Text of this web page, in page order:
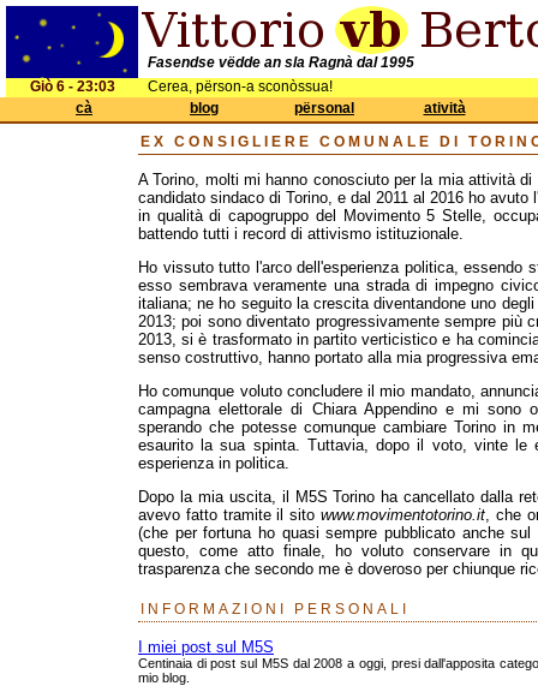
Fasendse vëdde an sla Ragnà dal 1995
Giò 6 - 23:03
Cerea, përson-a sconòssua!
cà
blog përsonal
atività
EX CONSIGLIERE COMUNALE DI
A Torino, molti mi hanno conosciuto per la mia attività
candidato sindaco di Torino, e dal 2011 al 2016 ho
in qualità di capogruppo del Movimento 5 Stelle,
battendo tutti i record di attivismo istituzionale.
Ho vissuto tutto l'arco dell'esperienza politica, essendo
esso sembrava veramente una strada di impegno
italiana; ne ho seguito la crescita diventandone uno
2013; poi sono diventato progressivamente sempre più
2013, si è trasformato in partito verticistico e ha
senso costruttivo, hanno portato alla mia progressiva
Ho comunque voluto concludere il mio mandato,
campagna elettorale di Chiara Appendino e mi
sperando che potesse comunque cambiare Torino in
esaurito la sua spinta. Tuttavia, dopo il voto, vinte
esperienza in politica.
Dopo la mia uscita, il M5S Torino ha cancellato dalla
avevo fatto tramite il sito www.movimentotorino.it, che
(che per fortuna ho quasi sempre pubblicato anche
questo, come atto finale, ho voluto conservare in
trasparenza che secondo me è doveroso per chiunque
INFORMAZIONI PERSONALI
I miei post sul M5S
Centinaia di post sul M5S dal 2008 a oggi, presi dall'apposita
mio blog.